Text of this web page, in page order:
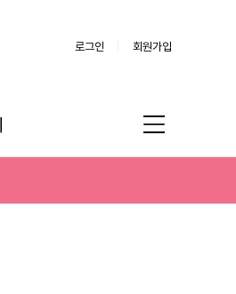
로그인 회원가입